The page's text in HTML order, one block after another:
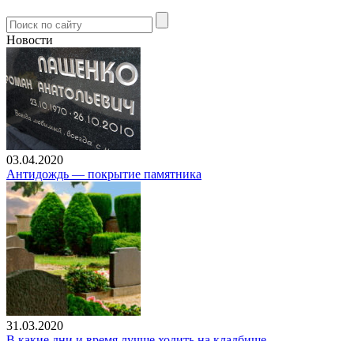
Новости
03.04.2020
Антидождь — покрытие памятника
31.03.2020